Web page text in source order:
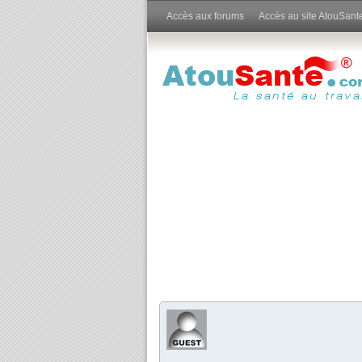
Accès aux forums Accès au site